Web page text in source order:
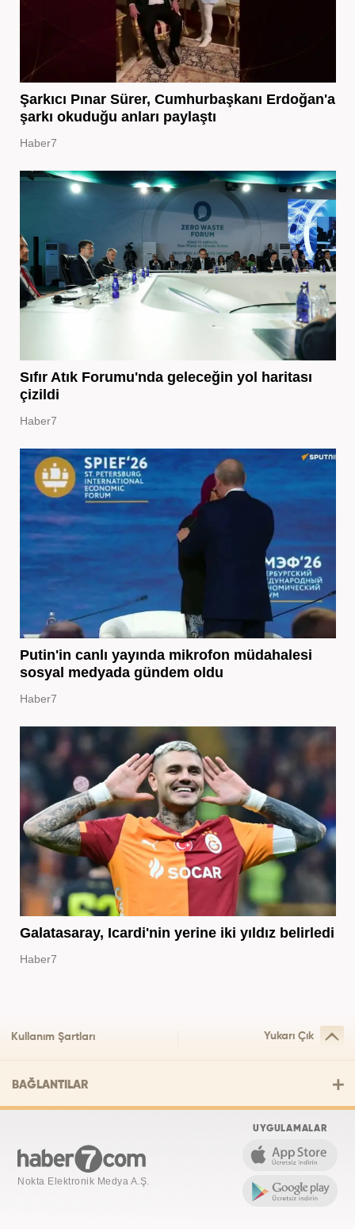
Şarkıcı Pınar Sürer, Cumhurbaşkanı Erdoğan'a
şarkı okuduğu anları paylaştı
Haber7
Sıfır Atık Forumu'nda geleceğin yol haritası
çizildi
Haber7
Putin'in canlı yayında mikrofon müdahalesi
sosyal medyada gündem oldu
Haber7
Galatasaray, Icardi'nin yerine iki yıldız belirledi
Haber7
Kullanım Şartları Yukarı Çık
BAĞLANTILAR
Nokta Elektronik Medya A.Ş.
UYGULAMALAR